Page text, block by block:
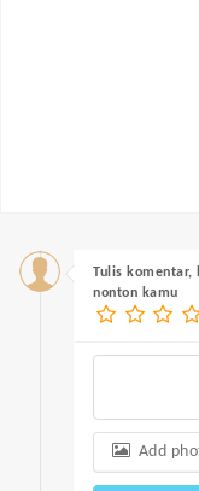
Tulis
nonton kamu
Add